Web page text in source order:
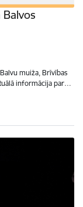
muiža, Brīvības
informācija par…